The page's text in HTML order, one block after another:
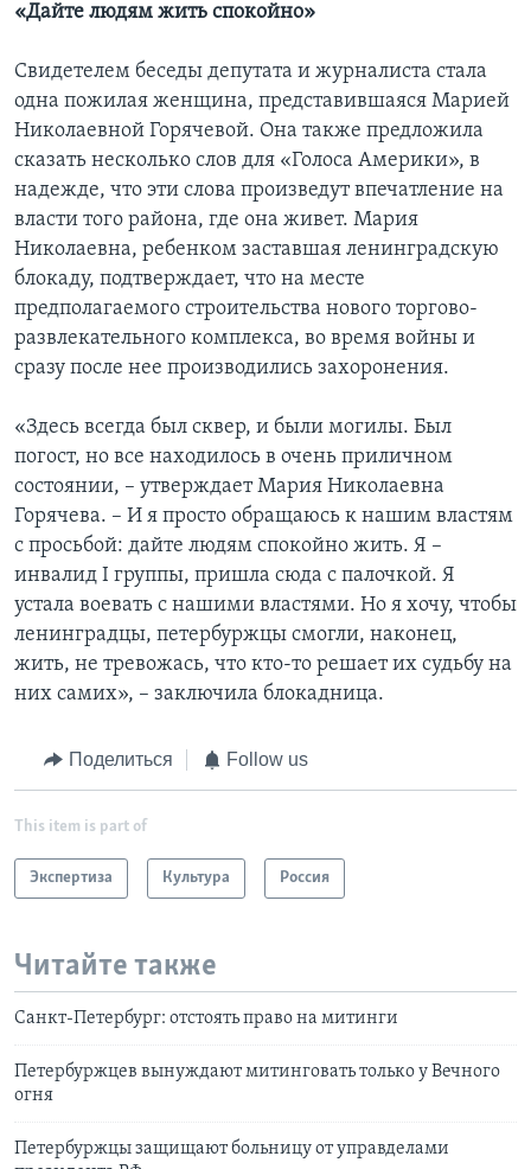
«Дайте людям жить спокойно»
Свидетелем беседы депутата и журналиста стала
одна пожилая женщина, представившаяся Марией
Николаевной Горячевой. Она также предложила
сказать несколько слов для «Голоса Америки», в
надежде, что эти слова произведут впечатление на
власти того района, где она живет. Мария
Николаевна, ребенком заставшая ленинградскую
блокаду, подтверждает, что на месте
предполагаемого строительства нового торгово-
развлекательного комплекса, во время войны и
сразу после нее производились захоронения.
«Здесь всегда был сквер, и были могилы. Был
погост, но все находилось в очень приличном
состоянии, – утверждает Мария Николаевна
Горячева. – И я просто обращаюсь к нашим властям
с просьбой: дайте людям спокойно жить. Я –
инвалид I группы, пришла сюда с палочкой. Я
устала воевать с нашими властями. Но я хочу, чтобы
ленинградцы, петербуржцы смогли, наконец,
жить, не тревожась, что кто-то решает их судьбу на
них самих», – заключила блокадница.
Поделиться Follow us
This item is part of
Экспертиза Культура Россия
Читайте также
Санкт-Петербург: отстоять право на митинги
Петербуржцев вынуждают митинговать только у Вечного
огня
Петербуржцы защищают больницу от управделами